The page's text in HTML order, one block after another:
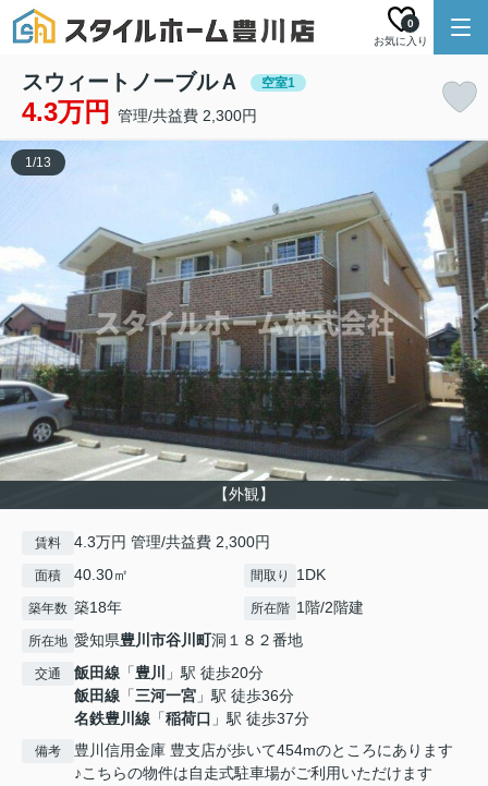
お気に入り
0
スウィートノーブルＡ 空室1
4.3万円 管理/共益費 2,300円
【外観】
1/13
賃料 4.3万円 管理/共益費 2,300円
面積 40.30㎡ 間取り 1DK
築年数 築18年 所在階 1階/2階建
所在地 愛知県豊川市谷川町洞１８２番地
交通 飯田線 「豊川
」駅 徒歩20分
飯田線 「三河一宮 」駅 徒歩36分
名鉄豊川線 「稲荷口 」駅 徒歩37分
備考
豊川信用金庫 豊支店が歩いて454mのところにあります
♪こちらの物件は自走式駐車場がご利用いただけます